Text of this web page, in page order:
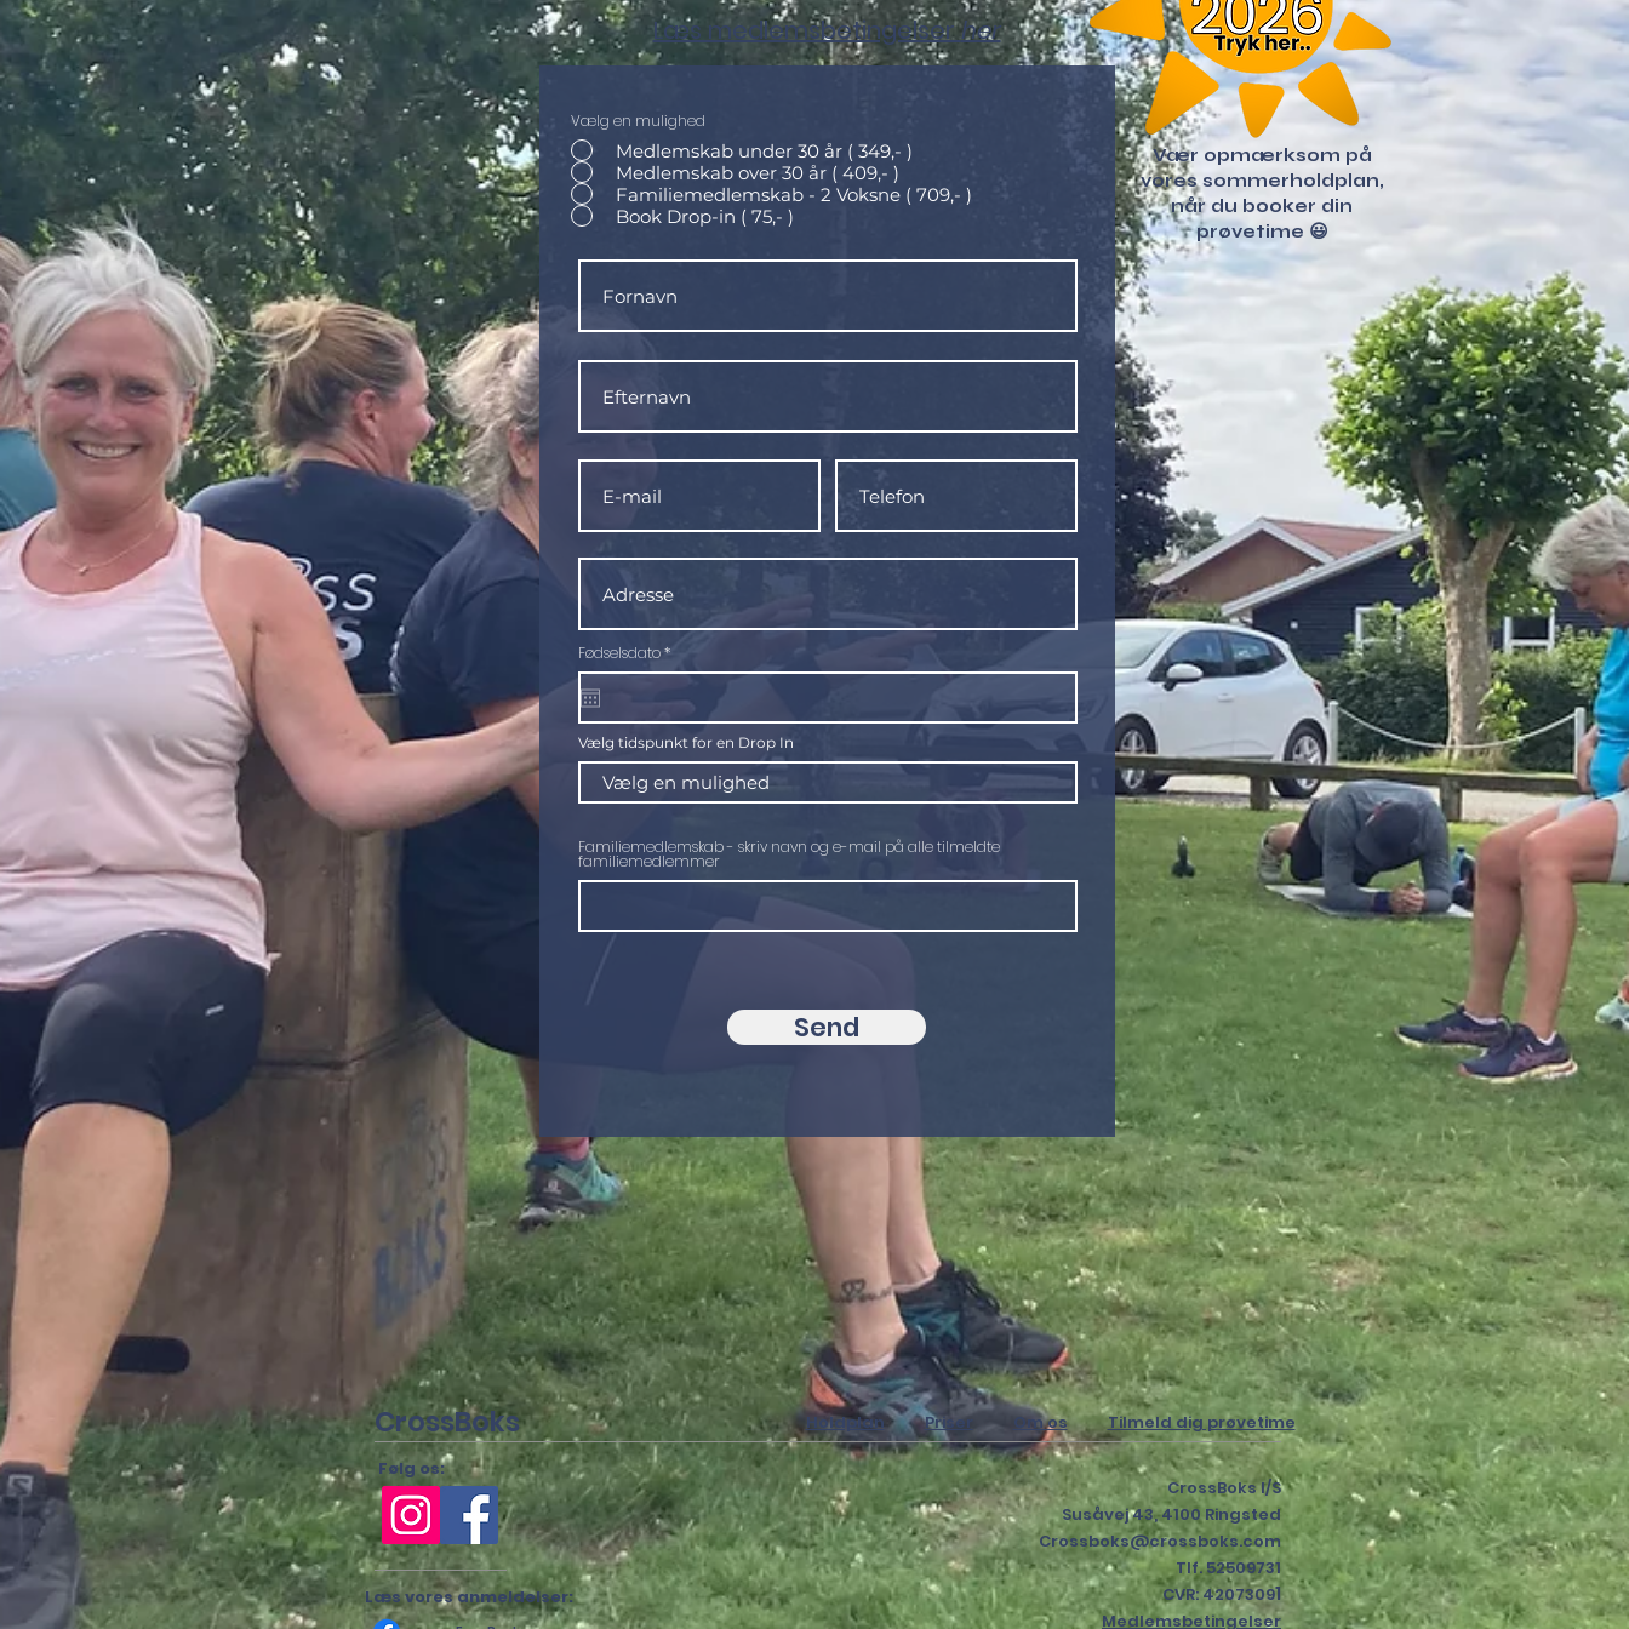
Læs medlemsbetingelserher
Vælg en mulighed
Medlemskab under 30 år ( 349,- )
Medlemskab over 30 år ( 409,- )
Familiemedlemskab - 2 Voksne ( 709,- )
Book Drop-in ( 75,- )
Fødselsdato*r
q
r
e
d
Vælg tidspunkt for en Drop In
Familiemedlemskab - skriv navn og e-mail på alle tilmeldte
familiemedlemmer
Send
Vær opmærksom på
vores sommerholdplan,
når du booker din
prøvetime 😃
CrossBoks Holdplan Priser Om os
Tilmeld dig prøvetime
Følg os:
Læs vores anmeldelser:
CrossBoks I/S
Susåvej 43, 4100 Ringsted
Crossboks@crossboks.com
Tlf. 52509731
CVR: 42073091
Medlemsbetingelser